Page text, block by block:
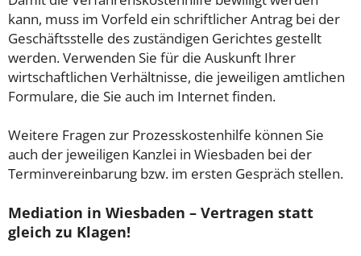
kann, muss im Vorfeld ein schriftlicher Antrag bei der
Geschäftsstelle des zuständigen Gerichtes gestellt
werden. Verwenden Sie für die Auskunft Ihrer
wirtschaftlichen Verhältnisse, die jeweiligen amtlichen
Formulare, die Sie auch im Internet finden.
Weitere Fragen zur Prozesskostenhilfe können Sie
auch der jeweiligen Kanzlei in Wiesbaden bei der
Terminvereinbarung bzw. im ersten Gespräch stellen.
Mediation in Wiesbaden – Vertragen statt
gleich zu Klagen!